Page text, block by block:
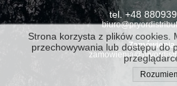
tel. +48
Zamówienia
Strona korzysta z plików cookies.
przechowywania lub dostępu do